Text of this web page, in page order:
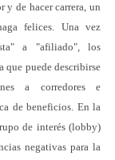
y de hacer carrera, un
felices. Una vez
a "afiliado", los
que puede describirse
a corredores e
de beneficios. En la
de interés (lobby)
negativas para la